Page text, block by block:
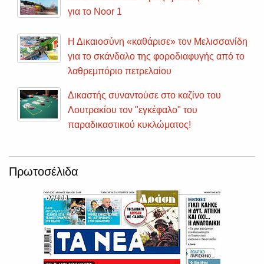
για το Noor 1
Η Δικαιοσύνη «καθάρισε» τον Μελισσανίδη
για το σκάνδαλο της φοροδιαφυγής από το
λαθρεμπόριο πετρελαίου
Δικαστής συναντούσε στο καζίνο του
Λουτρακίου τον "εγκέφαλο" του
παραδικαστικού κυκλώματος!
Πρωτοσέλιδα